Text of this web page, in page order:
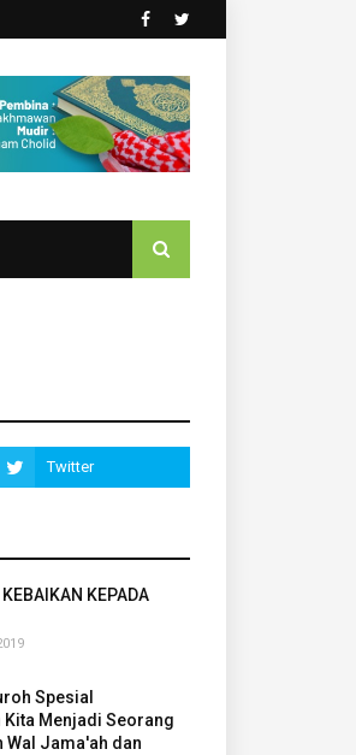
KEPADA
Spesial
Kita Menjadi Seorang
Wal Jama'ah dan